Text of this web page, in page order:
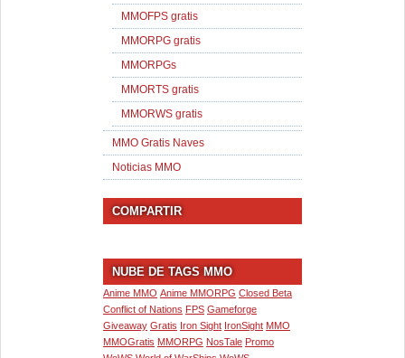
MMOFPS gratis
MMORPG gratis
MMORPGs
MMORTS gratis
MMORWS gratis
MMO Gratis Naves
Noticias MMO
COMPARTIR
NUBE DE TAGS MMO
Anime MMO Anime MMORPG Closed Beta
Conflict of Nations FPS Gameforge
Giveaway Gratis Iron Sight IronSight MMO
MMOGratis MMORPG NosTale Promo